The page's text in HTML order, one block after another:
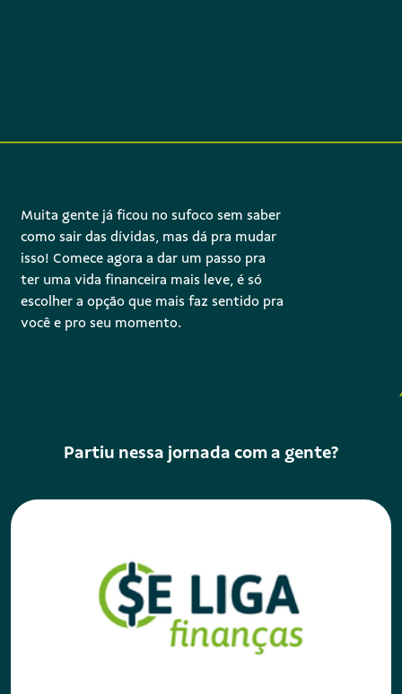
Muita gente já ficou no sufoco sem saber
como sair das dívidas, mas dá pra mudar
isso! Comece agora a dar um passo pra
ter uma vida financeira mais leve, é só
escolher a opção que mais faz sentido pra
você e pro seu momento.
Partiu nessa jornada com a gente?